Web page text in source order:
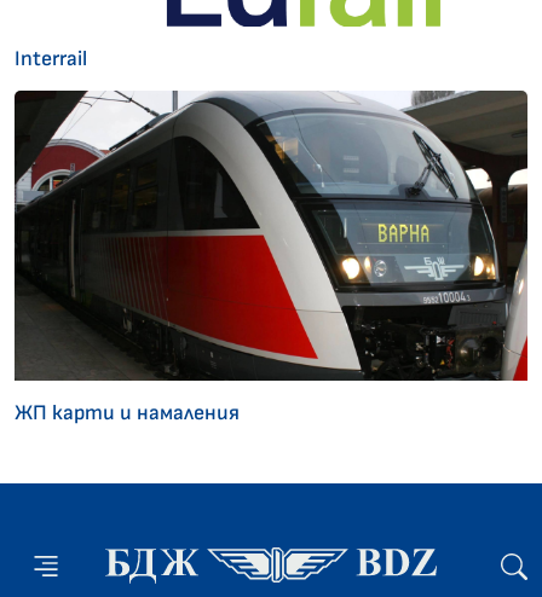
Interrail
ЖП карти и намаления